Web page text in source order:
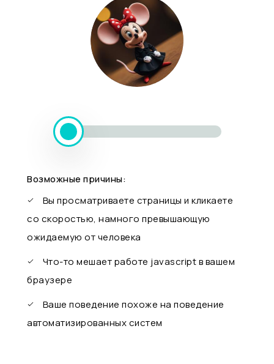
Возможные причины:
Вы просматриваете страницы и кликаете
со скоростью, намного превышающую
ожидаемую от человека
Что-то мешает работе javascript в вашем
браузере
Ваше поведение похоже на поведение
автоматизированных систем